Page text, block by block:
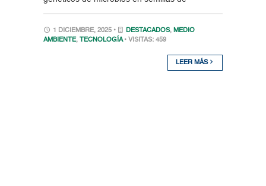
1 DICIEMBRE, 2025 • DESTACADOS, MEDIO
AMBIENTE, TECNOLOGÍA • VISITAS: 459
LEER MÁS